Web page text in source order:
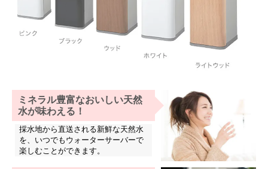
ミネラル豊富なおいしい天然
水が味わえる！
採水地から直送される新鮮な天然水
を、いつでもウォーターサーバーで
楽しむことができます。